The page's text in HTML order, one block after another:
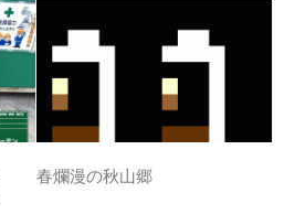
春爛漫の秋山郷